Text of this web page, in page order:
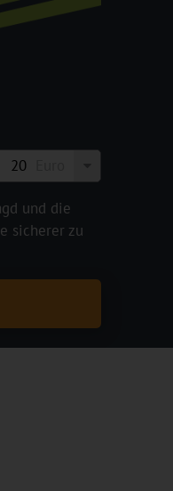
und die
sicherer zu